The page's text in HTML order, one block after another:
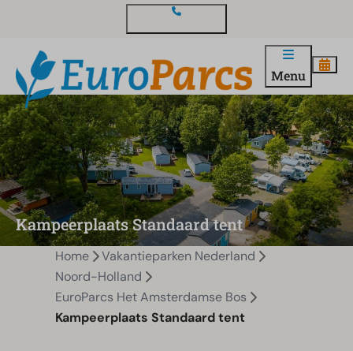
Menu
Kampeerplaats Standaard tent
Home
Vakantieparken Nederland
Noord-Holland
EuroParcs Het Amsterdamse Bos
Kampeerplaats Standaard tent